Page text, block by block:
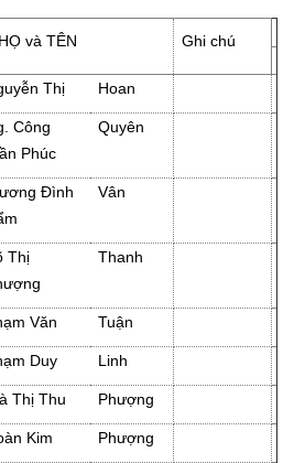
và TÊN Ghi chú
Thị Hoan
Công
Phúc
Quyên
Đình
Vân
Thị
Thanh
Văn Tuận
Duy Linh
Thị Thu Phượng
Kim Phượng